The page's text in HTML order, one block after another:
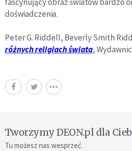
doświadczenia.
Peter G. Riddell, Beverly Smith
różnych religiach świata,
Tworzymy DEON.pl dla
Tu możesz nas wesprzeć.